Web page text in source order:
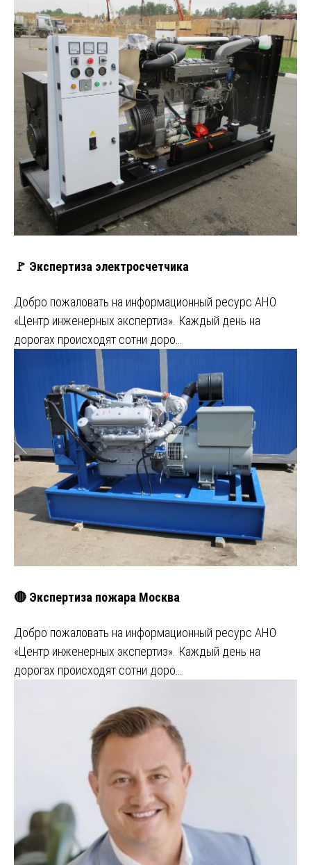
🚩 Экспертиза электросчетчика
Добро пожаловать на информационный ресурс АНО
«Центр инженерных экспертиз». Каждый день на
дорогах происходят сотни доро…
🔴 Экспертиза пожара Москва
Добро пожаловать на информационный ресурс АНО
«Центр инженерных экспертиз». Каждый день на
дорогах происходят сотни доро…